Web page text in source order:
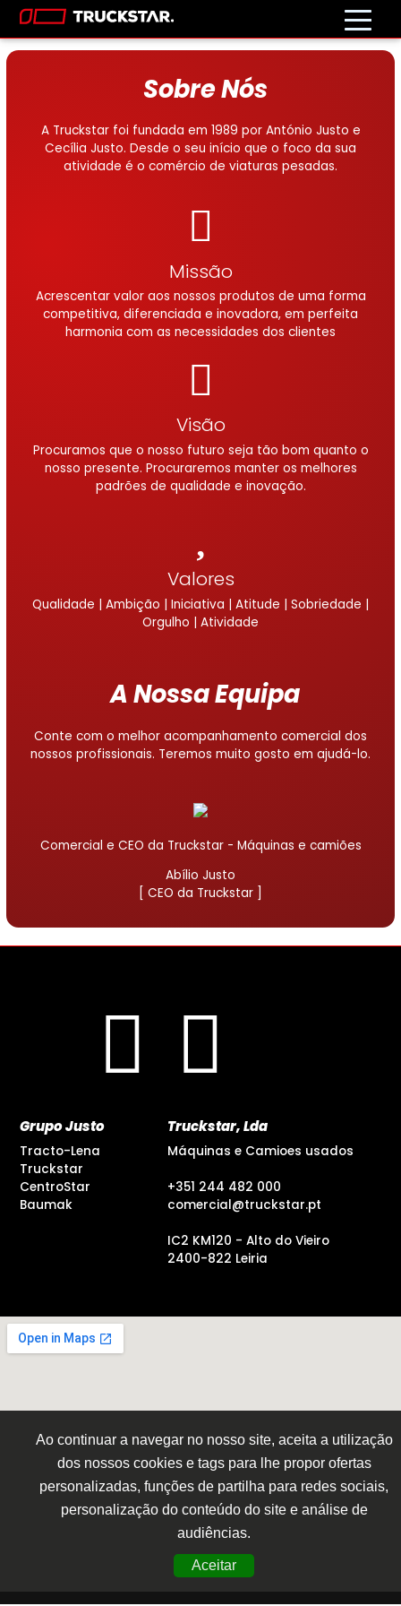
Sobre Nós
A Truckstar foi fundada em 1989 por António Justo e
Cecília Justo. Desde o seu início que o foco da sua
atividade é o comércio de viaturas pesadas.
Missão
Acrescentar valor aos nossos produtos de uma forma
competitiva, diferenciada e inovadora, em perfeita
harmonia com as necessidades dos clientes
Visão
Procuramos que o nosso futuro seja tão bom quanto o
nosso presente. Procuraremos manter os melhores
padrões de qualidade e inovação.
Valores
Qualidade | Ambição | Iniciativa | Atitude | Sobriedade |
Orgulho | Atividade
A Nossa Equipa
Conte com o melhor acompanhamento comercial dos
nossos profissionais. Teremos muito gosto em ajudá-lo.
Comercial e CEO da Truckstar - Máquinas e camiões
Abílio Justo
[ CEO da Truckstar ]
Ao continuar a navegar no nosso site, aceita a utilização
dos nossos cookies e tags para lhe propor ofertas
personalizadas, funções de partilha para redes sociais,
personalização do conteúdo do site e análise de
audiências.
Aceitar
Grupo Justo
Tracto-Lena
Truckstar
CentroStar
Baumak
Truckstar, Lda
Máquinas e Camioes usados
+351 244 482 000
comercial@truckstar.pt
IC2 KM120 - Alto do Vieiro
2400-822 Leiria